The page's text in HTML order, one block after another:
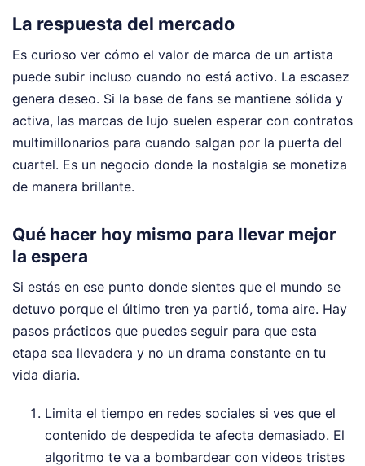
La respuesta del mercado
Es curioso ver cómo el valor de marca de un artista
puede subir incluso cuando no está activo. La escasez
genera deseo. Si la base de fans se mantiene sólida y
activa, las marcas de lujo suelen esperar con contratos
multimillonarios para cuando salgan por la puerta del
cuartel. Es un negocio donde la nostalgia se monetiza
de manera brillante.
Qué hacer hoy mismo para llevar mejor
la espera
Si estás en ese punto donde sientes que el mundo se
detuvo porque el último tren ya partió, toma aire. Hay
pasos prácticos que puedes seguir para que esta
etapa sea llevadera y no un drama constante en tu
vida diaria.
Limita el tiempo en redes sociales si ves que el
contenido de despedida te afecta demasiado. El
algoritmo te va a bombardear con videos tristes